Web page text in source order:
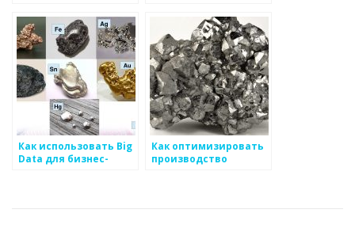
металлоизделий
Как использовать Big
Data для бизнес-
Как оптимизировать
производство